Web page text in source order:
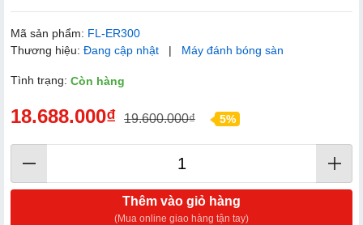
Mã sản phẩm: FL-ER300
Thương hiệu: Đang cập nhật | Máy đánh bóng sàn
Tình trạng: Còn hàng
18.688.000₫ 19.600.000₫ 5%
Thêm vào giỏ hàng
(Mua online giao hàng tận tay)